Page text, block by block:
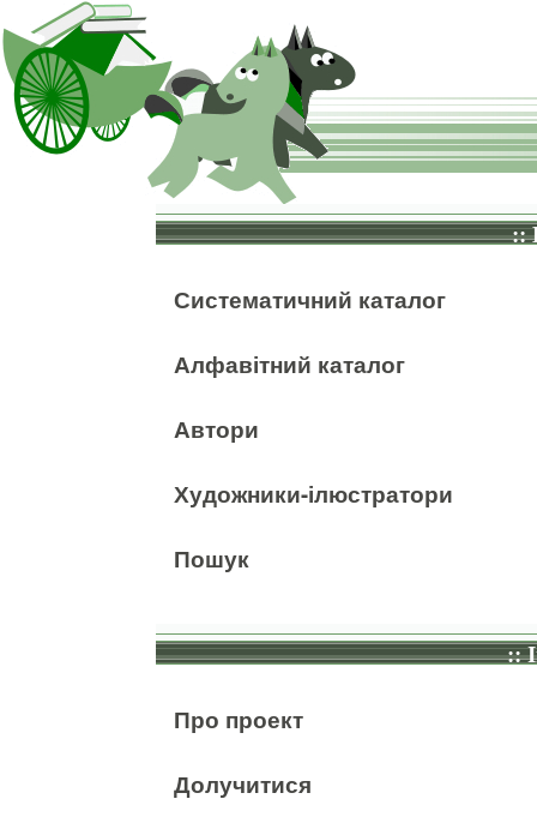
::
Систематичний каталог
Алфавітний каталог
Автори
Художники-ілюстратори
Пошук
::
Про проект
Долучитися